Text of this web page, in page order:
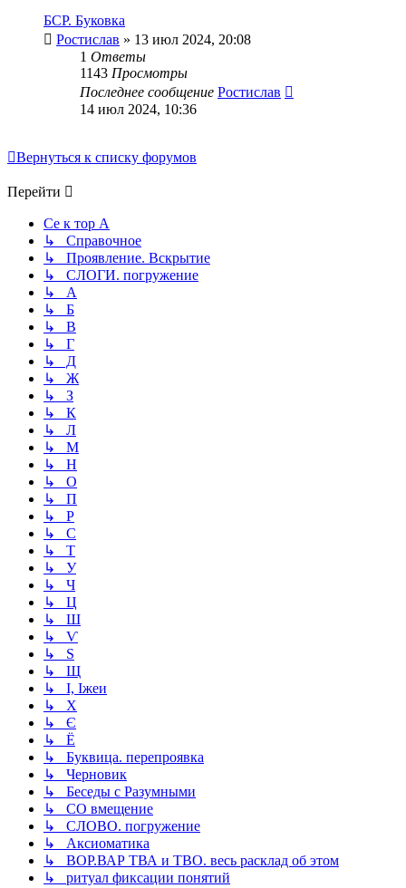
БСР. Буковка
Ростислав » 13 июл 2024, 20:08
1 Ответы
1143 Просмотры
Последнее сообщение Ростислав
14 июл 2024, 10:36
Вернуться к списку форумов
Перейти
Се к тор А
↳ Справочное
↳ Проявление. Вскрытие
↳ СЛОГИ. погружение
↳ А
↳ Б
↳ В
↳ Г
↳ Д
↳ Ж
↳ З
↳ К
↳ Л
↳ М
↳ Н
↳ О
↳ П
↳ Р
↳ С
↳ Т
↳ У
↳ Ч
↳ Ц
↳ Ш
↳ Ѵ
↳ Ѕ
↳ Щ
↳ І, Іжеи
↳ Х
↳ Є
↳ Ё
↳ Буквица. перепроявка
↳ Черновик
↳ Беседы с Разумными
↳ СО вмещение
↳ СЛОВО. погружение
↳ Аксиоматика
↳ ВОР.ВАР ТВА и ТВО. весь расклад об этом
↳ ритуал фиксации понятий